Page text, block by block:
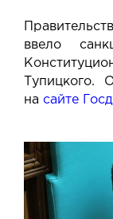
ввело
на сайте